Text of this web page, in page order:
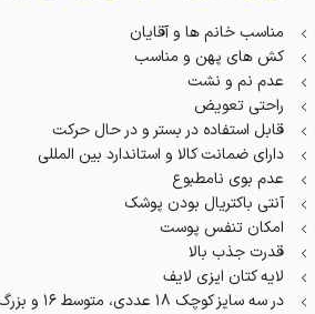
مناسب خانم ها و آقایان
کش های پهن و مناسب
عدم نم و نشت
راحتی تعویض
قابل استفاده در بستر و در حال حرکت
دارای ضمانت کالا و استاندارد بین المللی
عدم بوی نامطبوع
آنتی باکتریال بودن پوشک
امکان تنفس پوست
قدرت جذب بالا
لایه کتان ایزی لایف
در سه سایز کوچک 18 عددی، متوسط 16 و بزرگ 14 عددی